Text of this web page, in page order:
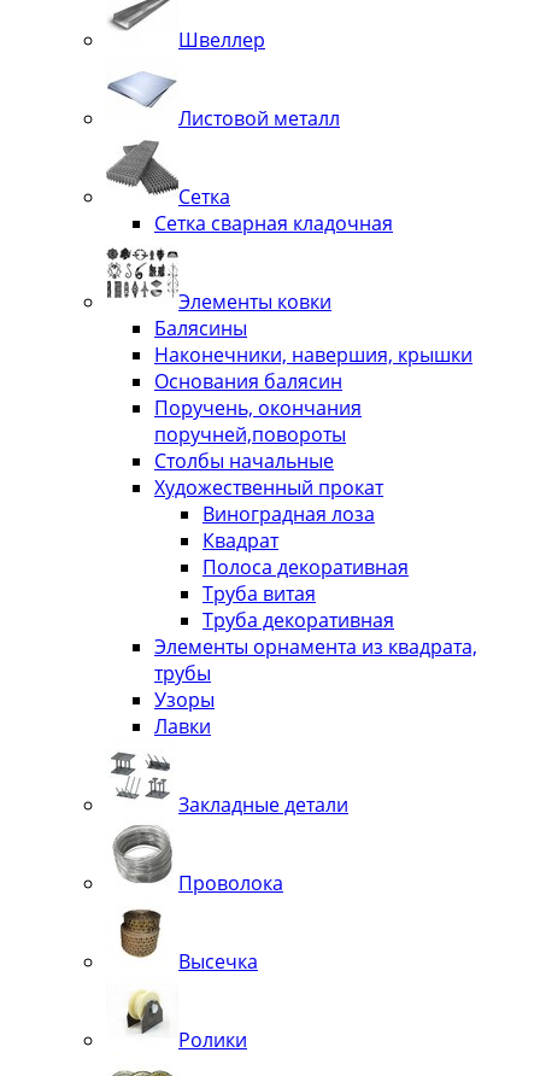
Швеллер
Листовой металл
Сетка
Сетка сварная кладочная
Элементы ковки
Балясины
Наконечники, навершия, крышки
Основания балясин
Поручень, окончания
поручней,повороты
Столбы начальные
Художественный прокат
Виноградная лоза
Квадрат
Полоса декоративная
Труба витая
Труба декоративная
Элементы орнамента из квадрата,
трубы
Узоры
Лавки
Закладные детали
Проволока
Высечка
Ролики